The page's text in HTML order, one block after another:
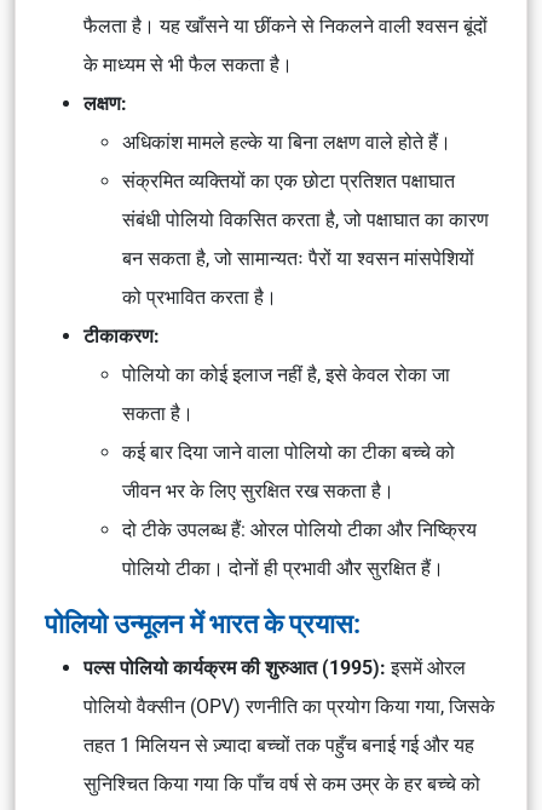
फैलता है। यह खाँसने या छींकने से निकलने वाली श्वसन बूंदों
के माध्यम से भी फैल सकता है।
लक्षण:
अधिकांश मामले हल्के या बिना लक्षण वाले होते हैं।
संक्रमित व्यक्तियों का एक छोटा प्रतिशत पक्षाघात
संबंधी पोलियो विकसित करता है, जो पक्षाघात का कारण
बन सकता है, जो सामान्यतः पैरों या श्वसन मांसपेशियों
को प्रभावित करता है।
टीकाकरण:
पोलियो का कोई इलाज नहीं है, इसे केवल रोका जा
सकता है।
कई बार दिया जाने वाला पोलियो का टीका बच्चे को
जीवन भर के लिए सुरक्षित रख सकता है।
दो टीके उपलब्ध हैं: ओरल पोलियो टीका और निष्क्रिय
पोलियो टीका। दोनों ही प्रभावी और सुरक्षित हैं।
पोलियो उन्मूलन में भारत के प्रयास:
पल्स पोलियो कार्यक्रम की शुरुआत (1995):इसमें ओरल
पोलियो वैक्सीन (OPV) रणनीति का प्रयोग किया गया, जिसके
तहत 1 मिलियन से ज़्यादा बच्चों तक पहुँच बनाई गई और यह
सुनिश्चित किया गया कि पाँच वर्ष से कम उम्र के हर बच्चे को